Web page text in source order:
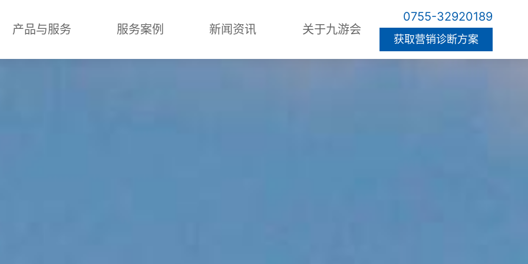
产品与服务 服务案例 新闻资讯 关于九游会
0755-32920189
获取营销诊断方案